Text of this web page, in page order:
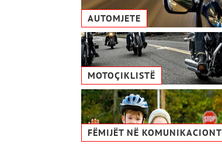
AUTOMJETE
MOTOÇIKLISTË
FËMIJËT NË KOMUNIKACIONТ